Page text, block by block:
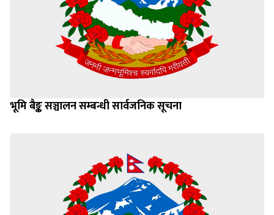
भूमि बैङ्क सञ्चालन सम्बन्धी सार्वजनिक सूचना